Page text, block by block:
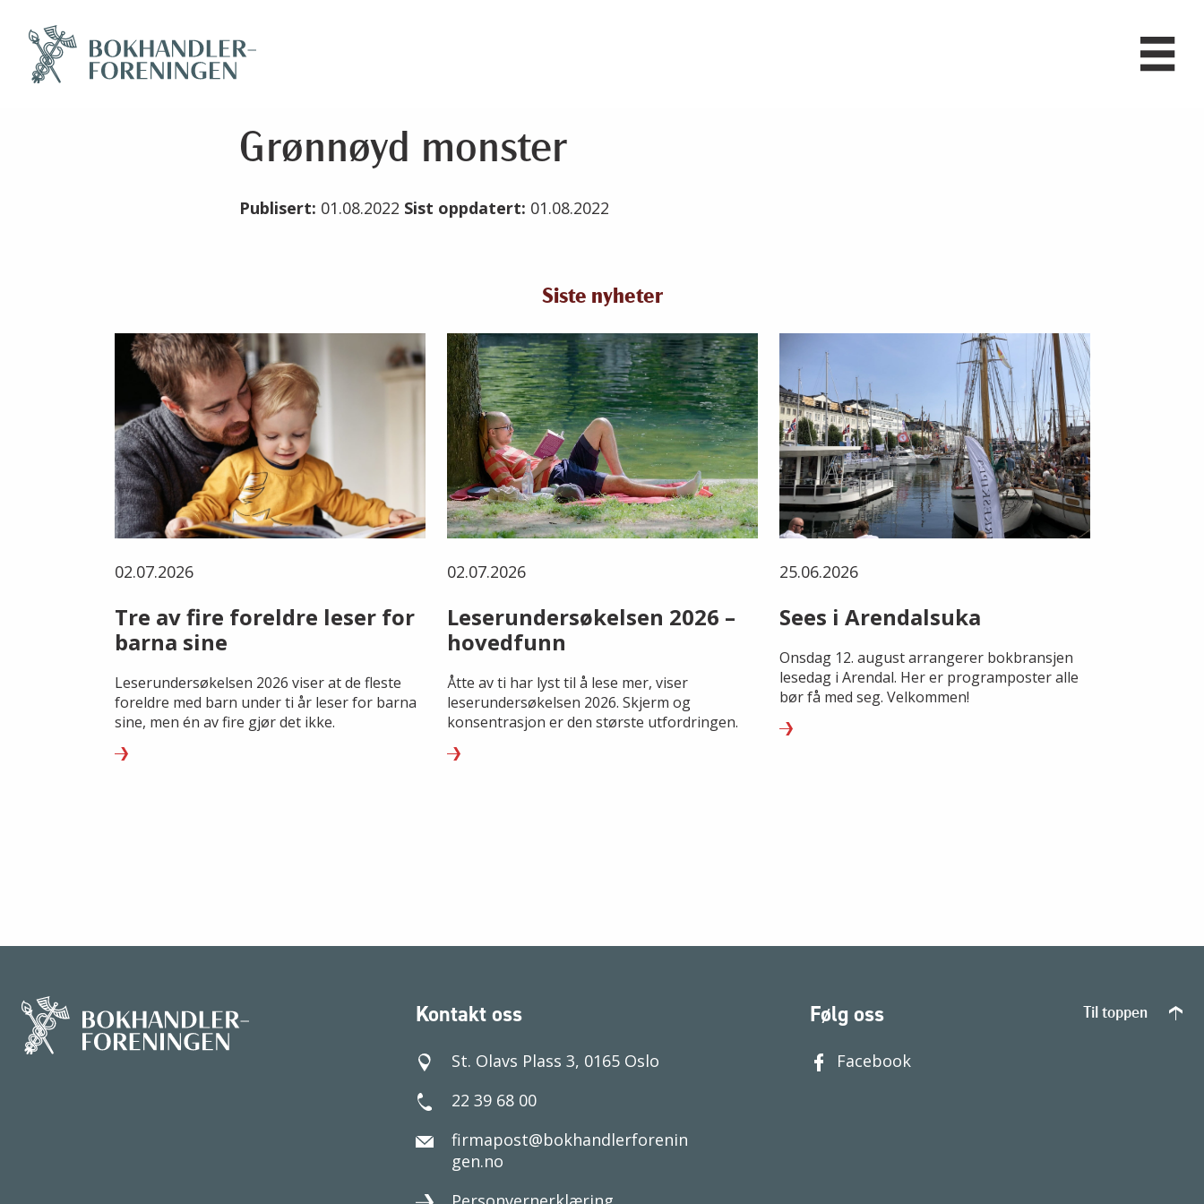
Grønnøyd monster
Publisert: 01.08.2022 Sist oppdatert: 01.08.2022
Siste nyheter
02.07.2026
Tre av fire foreldre leser for
barna sine
Leserundersøkelsen 2026 viser at de fleste
foreldre med barn under ti år leser for barna
sine, men én av fire gjør det ikke.
02.07.2026
Leserundersøkelsen 2026 –
hovedfunn
Åtte av ti har lyst til å lese mer, viser
leserundersøkelsen 2026. Skjerm og
konsentrasjon er den største utfordringen.
25.06.2026
Sees i Arendalsuka
Onsdag 12. august arrangerer bokbransjen
lesedag i Arendal. Her er programposter alle
bør få med seg. Velkommen!
Kontakt oss
St. Olavs Plass 3, 0165 Oslo
22 39 68 00
firmapost@bokhandlerforenin
gen.no
Følg oss
Facebook
Til toppen